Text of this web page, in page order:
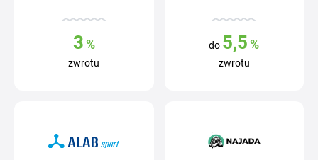
3%
zwrotu
do 5,5 %
zwrotu